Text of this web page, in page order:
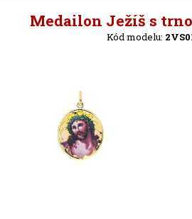
Medailon Ježíš s
Kód modelu:
Zpět